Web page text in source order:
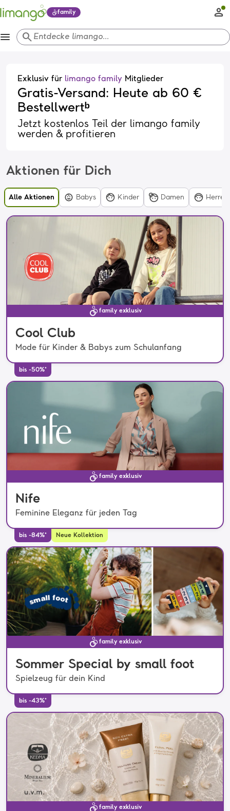
family
search Entdecke limango...
Exklusiv für limango family Mitglieder
Gratis-Versand: Heute ab 60 €
Bestellwertᵇ
Jetzt kostenlos Teil der limango family
werden & profitieren
Aktionen für Dich
Alle Aktionen Babys Kinder Damen Herren
family exklusiv
Cool Club
Mode für Kinder & Babys zum Schulanfang
bis -50%*
family exklusiv
Nife
Feminine Eleganz für jeden Tag
bis -84%* Neue Kollektion
family exklusiv
Sommer Special by small foot
Spielzeug für dein Kind
bis -43%*
family exklusiv